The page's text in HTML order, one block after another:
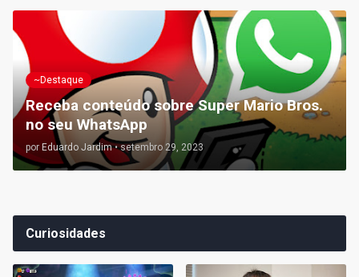
~Destaque
Receba conteúdo sobre Super Mario Bros.
no seu WhatsApp
por Eduardo Jardim • setembro 29, 2023
Curiosidades